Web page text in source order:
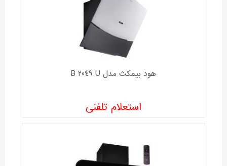
هود بیمکث مدل B 2049 U
استعلام تلفنی